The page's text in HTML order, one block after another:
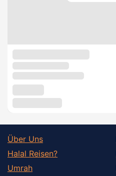
Über Uns
Halal Reisen?
Umrah